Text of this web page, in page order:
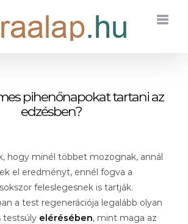
pihenőnapokat tartani az
edzésben?
hogy minél többet mozognak, annál
el eredményt, ennél fogva a
feleslegesnek is tartják.
a test regenerációja legalább olyan
testsúly elérésében, mint maga az